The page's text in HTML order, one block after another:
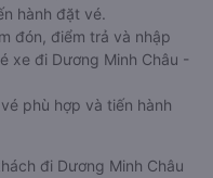
hành đặt vé.
đón, điểm trả và nhập
xe đi Dương Minh Châu -
phù hợp và tiến hành
đi Dương Minh Châu